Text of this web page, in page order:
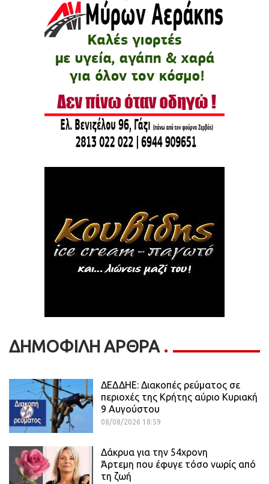
ΔΗΜΟΦΙΛΗ ΑΡΘΡΑ
ΔΕΔΔΗΕ: Διακοπές ρεύματος σε
περιοχές της Κρήτης αύριο Κυριακή
9 Αυγούστου
08/08/2026 18:59
Δάκρυα για την 54χρονη
Άρτεμη που έφυγε τόσο νωρίς από
τη ζωή